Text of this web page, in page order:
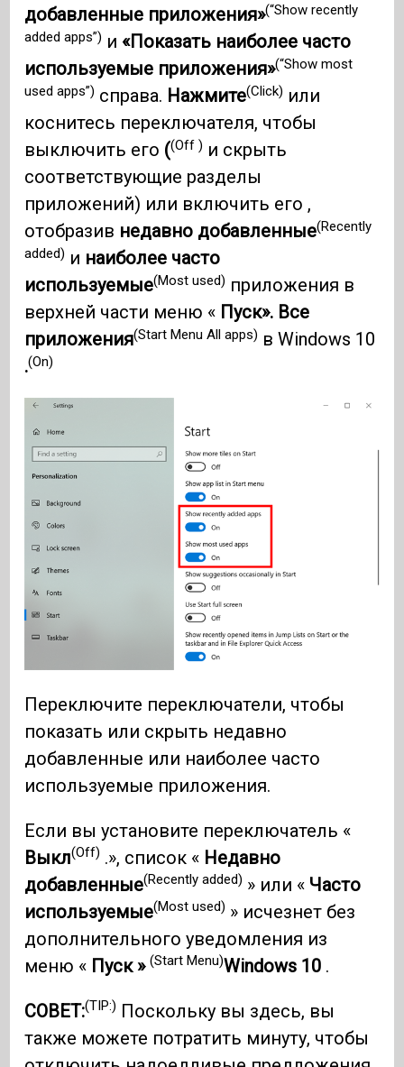
добавленные приложения»(“Show recently
added apps”) и «Показать наиболее часто
используемые приложения»(“Show most
used apps”) справа. Нажмите(Click) или
коснитесь переключателя, чтобы
выключить его ((Off ) и скрыть
соответствующие разделы
приложений) или включить его ,
отобразив недавно добавленные(Recently
added) и наиболее часто
используемые(Most used) приложения в
верхней части меню « Пуск». Все
приложения(Start Menu All apps) в Windows 10
.(On)
Переключите переключатели, чтобы
показать или скрыть недавно
добавленные или наиболее часто
используемые приложения.
Если вы установите переключатель «
Выкл(Off) .», список « Недавно
добавленные(Recently added) » или « Часто
используемые(Most used) » исчезнет без
дополнительного уведомления из
меню « Пуск »(Start Menu)Windows 10 .
СОВЕТ:(TIP:) Поскольку вы здесь, вы
также можете потратить минуту, чтобы